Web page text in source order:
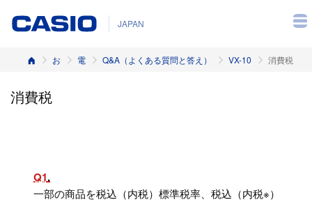
JAPAN
ホーム お客様サポート 電子レジスター Q&A（よくある質問と答え） VX-10 消費税
消費税
Q1
一部の商品を税込（内税）標準税率、税込（内税※）